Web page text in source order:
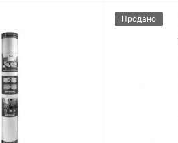
Продано